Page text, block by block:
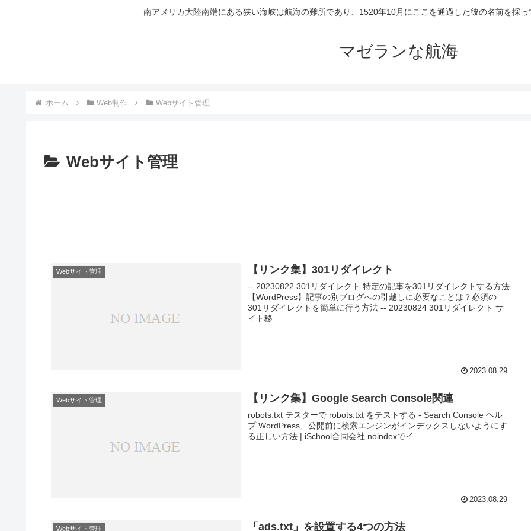
南アメリカ大陸南端にある狭い海峡は航海の難所であり、1520年10月にここを通過した彼の名前を採
マゼランな航海
ホーム Web制作 Webサイト管理
Webサイト管理
Webサイト管理 【リンク集】301リダイレクト
-- 20230822 301リダイレクト 特定の記事を301リダイレクトする方法
【WordPress】記事の別ブログへの引越しに必要なことは？必須の
301リダイレクトを簡単に行う方法 -- 20230824 301リダイレクト サ
イト移...
2023.08.29
Webサイト管理 【リンク集】Google Search Console関連
robots.txt テスターで robots.txt をテストする - Search Console ヘル
プ WordPress、公開前に検索エンジンがインデックスしないようにす
る正しい方法 | iSchool合同会社 noindexでイ...
2023.08.29
Webサイト管理 「ads.txt」を設置する4つの方法